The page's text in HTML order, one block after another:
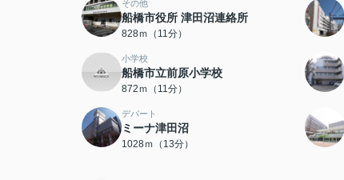
その他
船橋市役所 津田沼連絡所
828ｍ（11分）
小学校
船橋市立前原小学校
872ｍ（11分）
デパート
ミーナ津田沼
1028ｍ（13分）